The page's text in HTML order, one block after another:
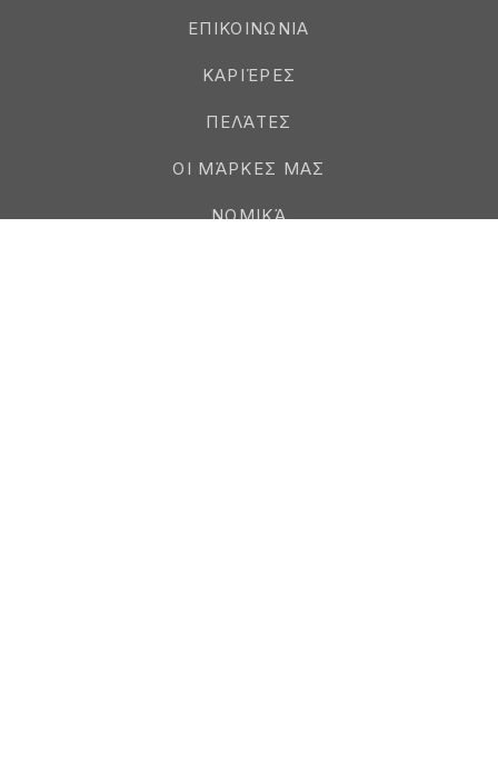
ΕΠΙΚΟΙΝΩΝΙΑ
ΚΑΡΙΈΡΕΣ
ΠΕΛΆΤΕΣ
ΟΙ ΜΆΡΚΕΣ ΜΑΣ
ΝΟΜΙΚΆ